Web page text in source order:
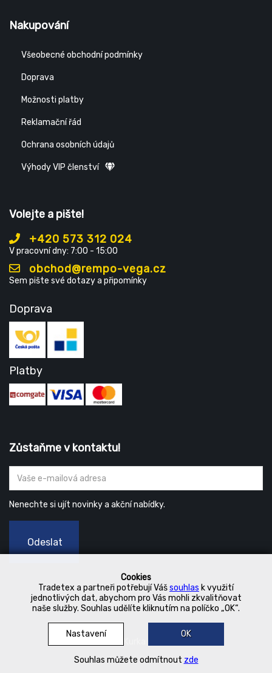
Cookies
Tradetex a partneři potřebují Vášsouhlas k využití
jednotlivých dat, abychom pro Vás mohli zkvalitňovat
naše služby. Souhlas udělíte kliknutím na políčko „OK“.
Nastavení OK
Souhlas můžete odmítnout zde
Nakupování
Všeobecné obchodní podmínky
Doprava
Možnosti platby
Reklamační řád
Ochrana osobních údajů
Výhody VIP členství
Volejte a pište!
+420 573 312 024
V pracovní dny: 7:00 - 15:00
obchod@rempo-vega.cz
Sem pište své dotazy a připomínky
Doprava
Platby
Zůstaňme v kontaktu!
Nenechte si ujít novinky a akční nabídky.
Odeslat